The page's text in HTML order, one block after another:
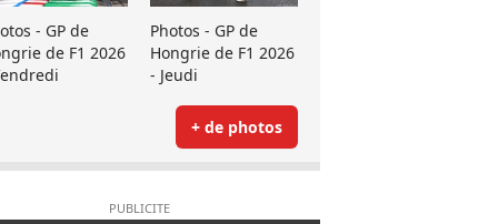
- GP de
de F1 2026
Photos - GP de
Hongrie de F1 2026
- Jeudi
+ de photos